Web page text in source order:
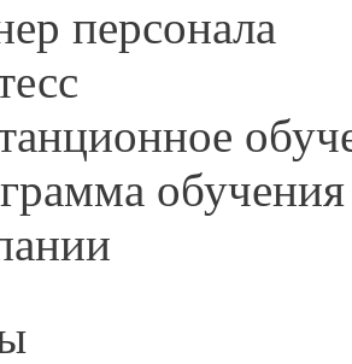
персонала
обучения